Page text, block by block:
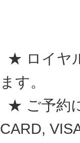
★ ロイヤ
ます。
★ ご予約
CARD,